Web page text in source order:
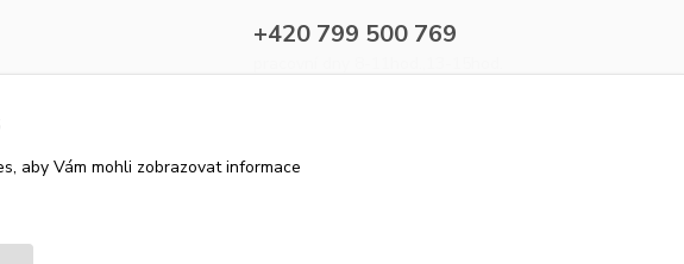
+420 799 500 769
aby Vám mohli zobrazovat informace